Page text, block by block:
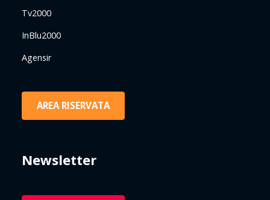
Tv2000
InBlu2000
Agensir
AREA RISERVATA
Newsletter